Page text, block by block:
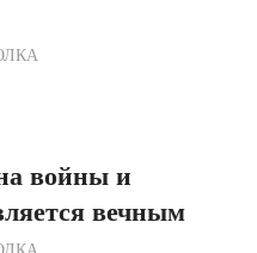
войны и
вечным